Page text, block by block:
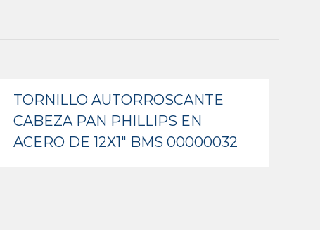
TORNILLO AUTORROSCANTE
CABEZA PAN PHILLIPS EN
ACERO DE 12X1″ BMS 00000032